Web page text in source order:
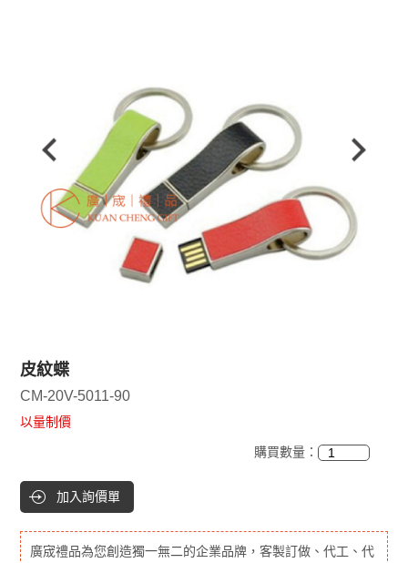
皮紋蝶
CM-20V-5011-90
以量制價
購買數量：
加入詢價單
廣宬禮品為您創造獨一無二的企業品牌，客製訂做、代工、代